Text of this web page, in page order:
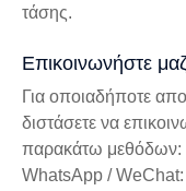
τάσης.
Επικοινωνήστε
Για οποιαδήποτε
διστάσετε να
παρακάτω μεθόδων:
WhatsApp /